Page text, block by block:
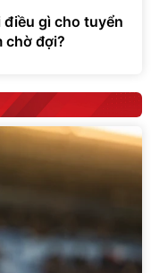
điều gì cho tuyển
chờ đợi?